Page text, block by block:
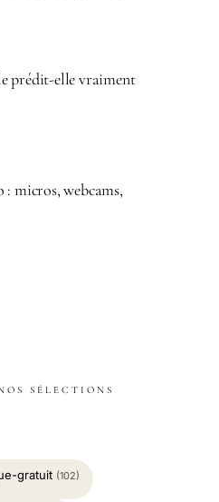
prédit-elle vraiment
micros, webcams,
SÉLECTIONS
gratuit (102)